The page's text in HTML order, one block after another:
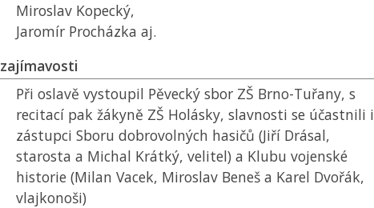
Miroslav Kopecký,
Jaromír Procházka aj.
zajímavosti
Při oslavě vystoupil Pěvecký sbor ZŠ Brno-Tuřany, s
recitací pak žákyně ZŠ Holásky, slavnosti se účastnili i
zástupci Sboru dobrovolných hasičů (Jiří Drásal,
starosta a Michal Krátký, velitel) a Klubu vojenské
historie (Milan Vacek, Miroslav Beneš a Karel Dvořák,
vlajkonoši)